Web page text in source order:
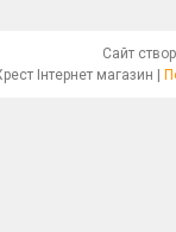
Сайт
Бісер Хрест Інтернет магазин |